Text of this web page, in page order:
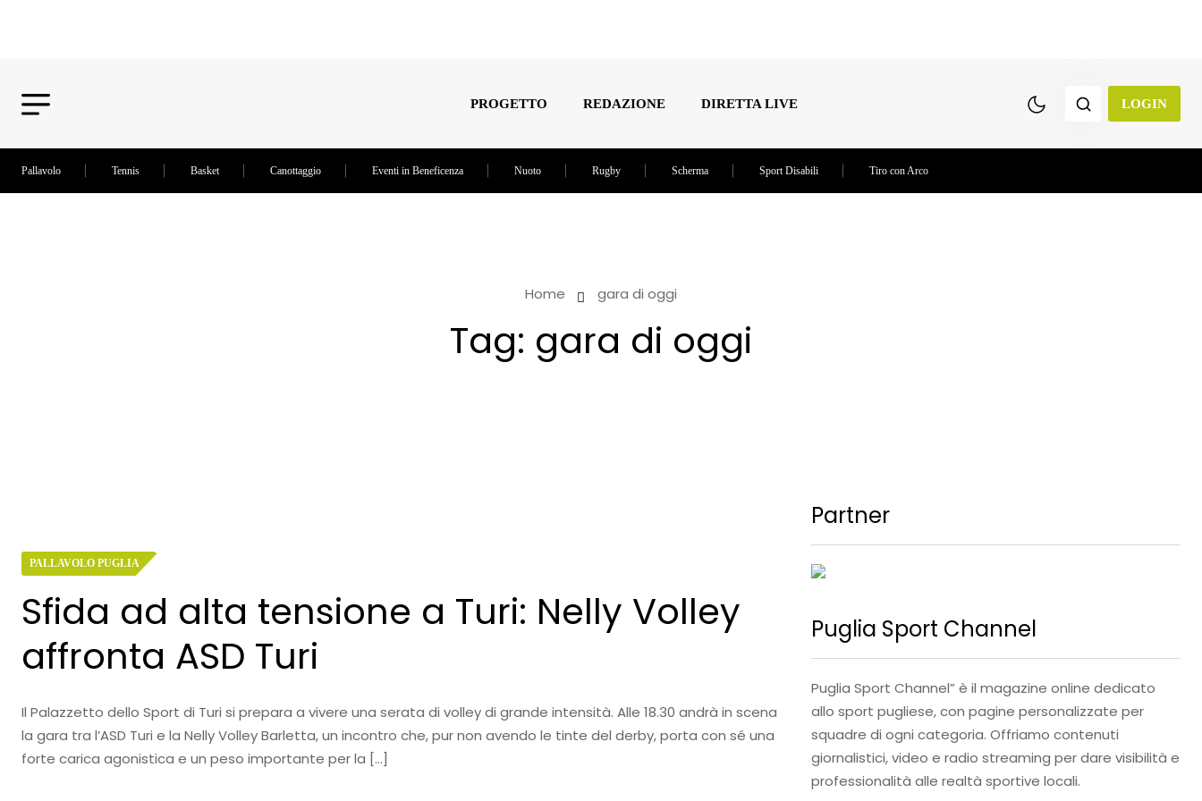
PROGETTO REDAZIONE DIRETTA LIVE LOGIN
Pallavolo Tennis Basket Canottaggio Eventi in Beneficenza Nuoto Rugby Scherma Sport Disabili Tiro con Arco
Home gara di oggi
Tag: gara di oggi
PALLAVOLO PUGLIA
Sfida ad alta tensione a Turi: Nelly Volley
affronta ASD Turi
Il Palazzetto dello Sport di Turi si prepara a vivere una serata di volley di grande intensità. Alle 18.30 andrà in scena
la gara tra l’ASD Turi e la Nelly Volley Barletta, un incontro che, pur non avendo le tinte del derby, porta con sé una
forte carica agonistica e un peso importante per la […]
Partner
Puglia Sport Channel
Puglia Sport Channel” è il magazine online dedicato
allo sport pugliese, con pagine personalizzate per
squadre di ogni categoria. Offriamo contenuti
giornalistici, video e radio streaming per dare visibilità e
professionalità alle realtà sportive locali.